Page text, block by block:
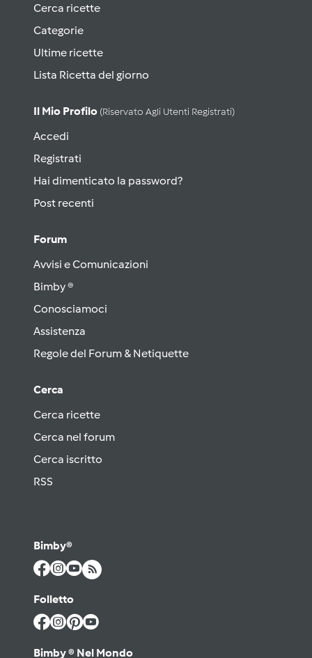
Cerca ricette
Categorie
Ultime ricette
Lista Ricetta del giorno
Il Mio Profilo (riservato Agli Utenti Registrati)
Accedi
Registrati
Hai dimenticato la password?
Post recenti
Forum
Avvisi e Comunicazioni
Bimby ®
Conosciamoci
Assistenza
Regole del Forum & Netiquette
Cerca
Cerca ricette
Cerca nel forum
Cerca iscritto
RSS
Bimby®
Folletto
Bimby ® Nel Mondo